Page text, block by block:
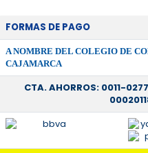
FORMAS DE PAGO
A NOMBRE DEL COLEGIO DE
CAJAMARCA
CTA. AHORROS: 0011-